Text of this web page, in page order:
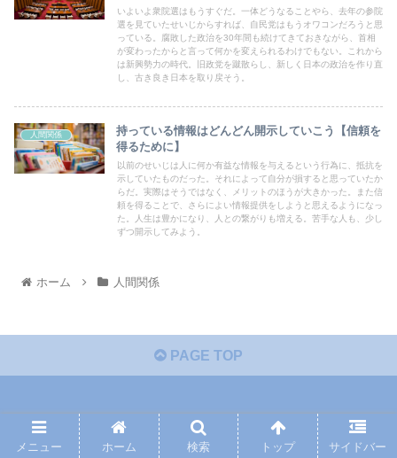
いよいよ衆院選はもうすぐだ。一体どうなることやら、去年の参院
選を見ていたせいじからすれば、自民党はもうオワコンだろうと思
っている。腐敗した政治を30年間も続けてきておきながら、首相
が変わったからと言って何かを変えられるわけでもない。これから
は新興勢力の時代。旧政党を蹴散らし、新しく日本の政治を作り直
し、古き良き日本を取り戻そう。
人間関係
持っている情報はどんどん開示していこう【信頼を
得るために】
以前のせいじは人に何か有益な情報を与えるという行為に、抵抗を
示していたものだった。それによって自分が損すると思っていたか
らだ。実際はそうではなく、メリットのほうが大きかった。また信
頼を得ることで、さらによい情報提供をしようと思えるようになっ
た。人生は豊かになり、人との繋がりも増える。苦手な人も、少し
ずつ開示してみよう。
ホーム 人間関係
PAGE TOP
すちだブログ
プライバシーポリシー 免責事項
メニュー ホーム 検索 トップ サイドバー